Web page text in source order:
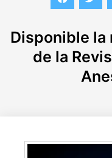
Disponible la
de la